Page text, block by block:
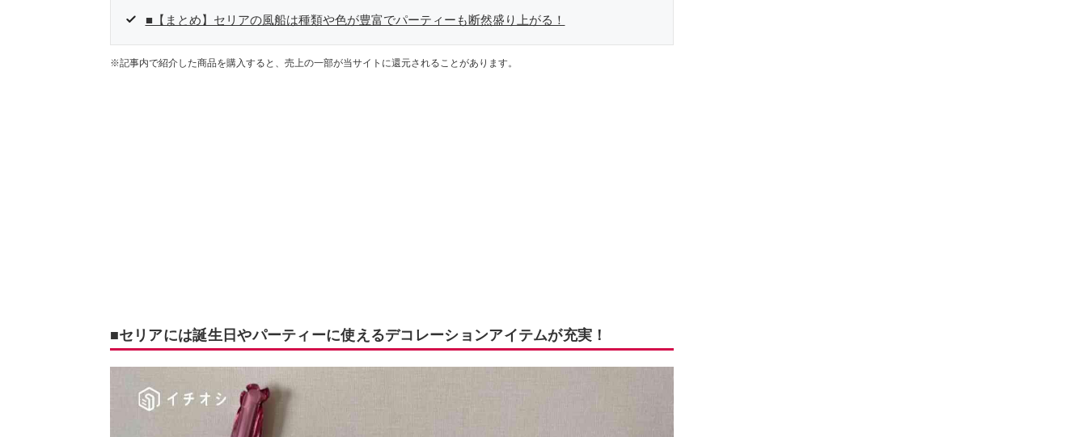
■【まとめ】セリアの風船は種類や色が豊富でパーティーも断然盛り上がる！
※記事内で紹介した商品を購入すると、売上の一部が当サイトに還元されることがあります。
■セリアには誕生日やパーティーに使えるデコレーションアイテムが充実！